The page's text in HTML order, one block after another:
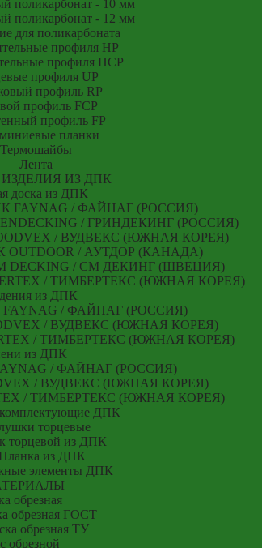
поликарбонат - 10 мм
поликарбонат - 12 мм
для поликарбоната
профиля HP
профиля HCP
профиля UP
профиль RP
профиль FCP
профиль FP
планки
Термошайбы
Лента
ИЗ ДПК
доска из ДПК
FAYNAG / ФАЙНАГ (РОССИЯ)
/ ГРИНДЕКИНГ (РОССИЯ)
/ ВУДВЕКС (ЮЖНАЯ КОРЕЯ)
OUTDOOR / АУТДОР (КАНАДА)
DECKING / СМ ДЕКИНГ (ШВЕЦИЯ)
/ ТИМБЕРТЕКС (ЮЖНАЯ КОРЕЯ)
из ДПК
FAYNAG / ФАЙНАГ (РОССИЯ)
/ ВУДВЕКС (ЮЖНАЯ КОРЕЯ)
/ ТИМБЕРТЕКС (ЮЖНАЯ КОРЕЯ)
из ДПК
/ ФАЙНАГ (РОССИЯ)
/ ВУДВЕКС (ЮЖНАЯ КОРЕЯ)
/ ТИМБЕРТЕКС (ЮЖНАЯ КОРЕЯ)
комплектующие ДПК
торцевые
торцевой из ДПК
из ДПК
элементы ДПК
обрезная
обрезная ГОСТ
обрезная ТУ
обрезной